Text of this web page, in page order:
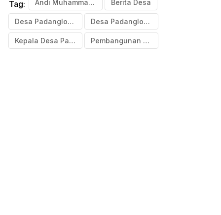
Tag: Andi Muhammad Rizal Berita Desa
Desa Padangloang Desa Padangloang Bulukumba
Kepala Desa Padangloang Pembangunan Jematan